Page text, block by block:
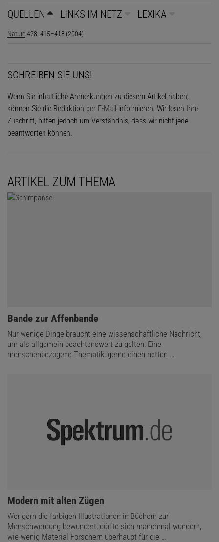
QUELLEN LINKS IM NETZ LEXIKA
Nature428: 415–418 (2004)
SCHREIBEN SIE UNS!
Wenn Sie inhaltliche Anmerkungen zu diesem Artikel haben,
können Sie die Redaktion per E-Mail informieren. Wir lesen Ihre
Zuschrift, bitten jedoch um Verständnis, dass wir nicht jede
beantworten können.
ARTIKEL ZUM THEMA
:
Bande zur Affenbande
Nur wenige Dinge braucht eine wissenschaftliche Nachricht,
um als allgemein beachtenswert zu gelten: Eine
menschenbezogene Thematik, gerne einen netten …
:
Modern mit alten Zügen
Wer gern die farbigen Illustrationen in Büchern zur
Menschwerdung bewundert, dürfte sich manchmal wundern,
wie wenig Material Forschern überhaupt für die …